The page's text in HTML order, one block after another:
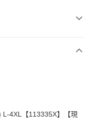
L-4XL【113335X】【現